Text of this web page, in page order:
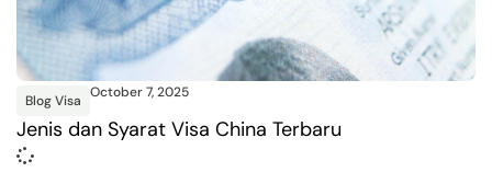
Blog Visa October 7, 2025
Jenis dan Syarat Visa China Terbaru